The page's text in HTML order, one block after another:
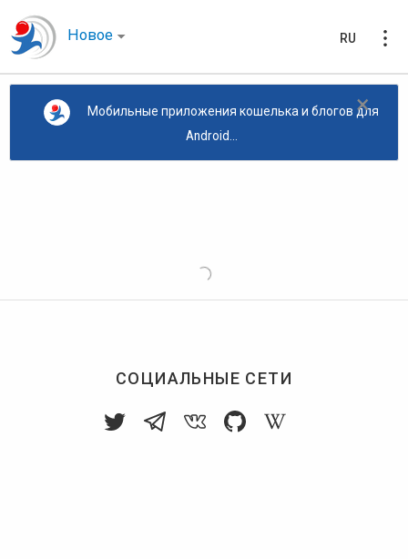
Новое RU
×
Мобильные приложения кошелька и блогов для
Android...
СОЦИАЛЬНЫЕ СЕТИ